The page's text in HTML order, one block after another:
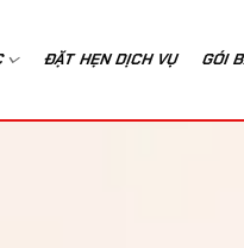
ĐẶT HẸN DỊCH VỤ GÓI